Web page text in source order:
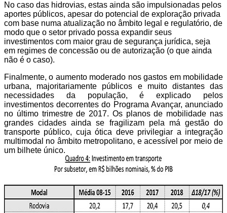
No caso das hidrovias, estas ainda são impulsionadas pelos
aportes públicos, apesar do potencial de exploração privada
com base numa atualização no âmbito legal e regulatório, de
modo que o setor privado possa expandir seus
investimentos com maior grau de segurança jurídica, seja
em regimes de concessão ou de autorização (o que ainda
não é o caso).
Finalmente, o aumento moderado nos gastos em mobilidade
urbana, majoritariamente públicos e muito distantes das
necessidades da população, é explicado pelos
investimentos decorrentes do Programa Avançar, anunciado
no último trimestre de 2017. Os planos de mobilidade nas
grandes cidades ainda se fragilizam pela má gestão do
transporte público, cuja ótica deve privilegiar a integração
multimodal no âmbito metropolitano, e acessível por meio de
um bilhete único.